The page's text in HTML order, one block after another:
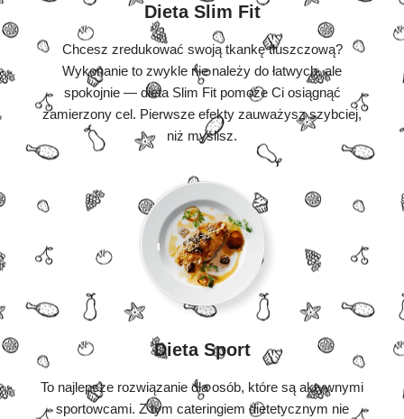
Dieta Slim Fit
Chcesz zredukować swoją tkankę tłuszczową?
Wykonanie to zwykle nie należy do łatwych, ale
spokojnie — dieta Slim Fit pomoże Ci osiągnąć
zamierzony cel. Pierwsze efekty zauważysz szybciej,
niż myślisz.
Dieta Sport
To najlepsze rozwiązanie dla osób, które są aktywnymi
sportowcami. Z tym cateringiem dietetycznym nie